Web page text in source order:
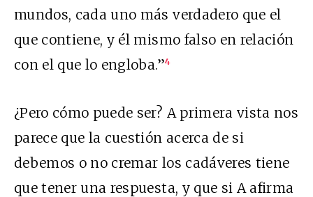
mundos, cada uno más verdadero que el
que contiene, y él mismo falso en relación
con el que lo engloba.”4
¿Pero cómo puede ser? A primera vista nos
parece que la cuestión acerca de si
debemos o no cremar los cadáveres tiene
que tener una respuesta, y que si A afirma